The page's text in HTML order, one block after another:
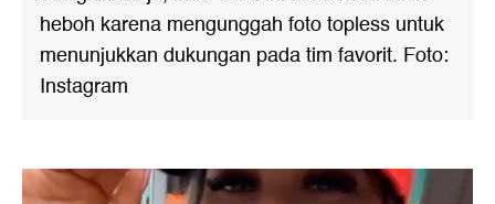
heboh karena mengunggah foto topless untuk
menunjukkan dukungan pada tim favorit. Foto:
Instagram